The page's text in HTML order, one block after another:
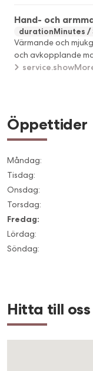
Hand- och
durationMinutes
Värmande och
och avkopplande
ökar cirkulationen.
Öppettider
Måndag:
Tisdag:
Onsdag:
Torsdag:
Fredag:
Lördag:
Söndag:
Hitta till oss